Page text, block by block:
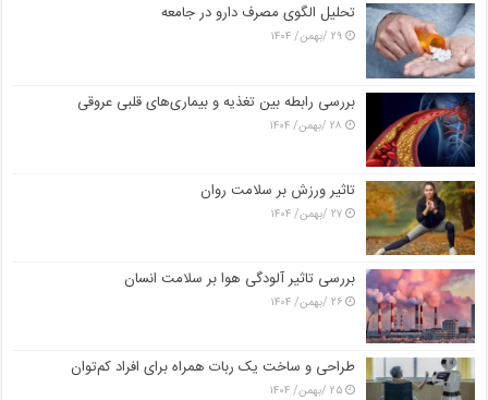
تحلیل الگوی مصرف دارو در جامعه
۲۹ /بهمن/ ۱۴۰۴
بررسی رابطه بین تغذیه و بیماری‌های قلبی عروقی
۲۸ /بهمن/ ۱۴۰۴
تاثیر ورزش بر سلامت روان
۲۷ /بهمن/ ۱۴۰۴
بررسی تاثیر آلودگی هوا بر سلامت انسان
۲۶ /بهمن/ ۱۴۰۴
طراحی و ساخت یک ربات همراه برای افراد کم‌توان
۲۵ /بهمن/ ۱۴۰۴